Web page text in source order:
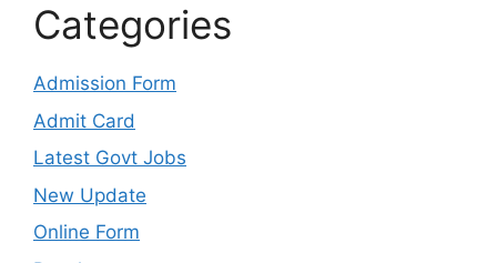
Categories
Admission Form
Admit Card
Latest Govt Jobs
New Update
Online Form